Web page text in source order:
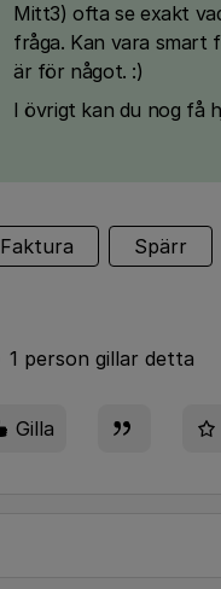
Mitt3) ofta se exakt
fråga. Kan vara
är för något. :)
I övrigt kan du nog få
Faktura Spärr
1 person gillar detta
Gilla